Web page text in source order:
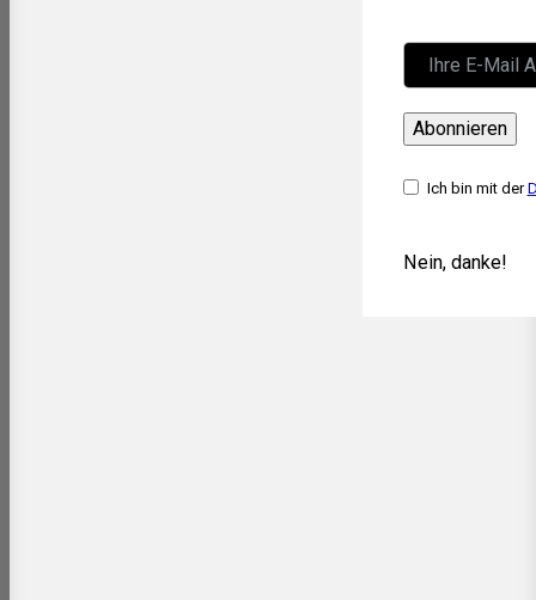
Abonnieren
Ich bin mit der
Nein, danke!